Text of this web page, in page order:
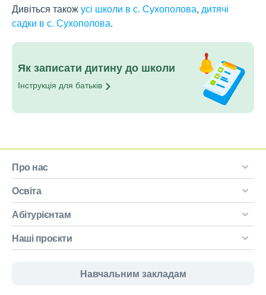
Дивіться такожусі школи в с. Сухополова, дитячі
садки в с. Сухополова.
Як записати дитину до школи
Інструкція для батьків
Про нас
Освіта
Абітурієнтам
Наші проєкти
Навчальним закладам